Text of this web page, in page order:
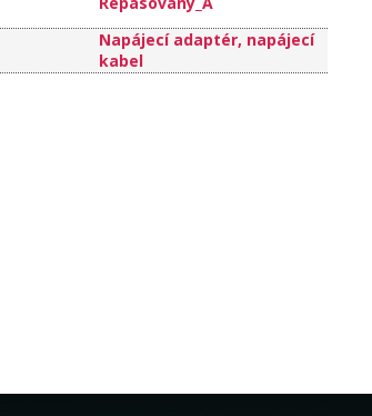
Napájecí adaptér, napájecí
kabel